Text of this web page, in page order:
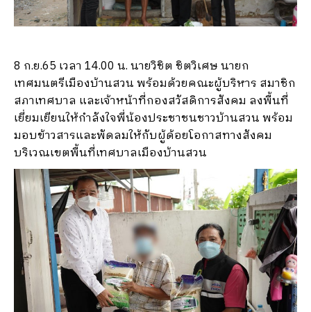
8 ก.ย.65 เวลา 14.00 น. นายวิชิต ชิตวิเศษ นายก
เทศมนตรีเมืองบ้านสวน พร้อมด้วยคณะผู้บริหาร สมาชิก
สภาเทศบาล และเจ้าหน้าที่กองสวัสดิการสังคม ลงพื้นที่
เยี่ยมเยียนให้กำลังใจพี่น้องประชาชนชาวบ้านสวน พร้อม
มอบข้าวสารและพัดลมให้กับผู้ด้อยโอกาสทางสังคม
บริเวณเขตพื้นที่เทศบาลเมืองบ้านสวน